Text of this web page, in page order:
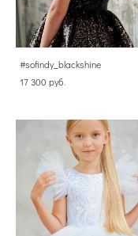
#sofindy_blackshine
17 300 pуб.